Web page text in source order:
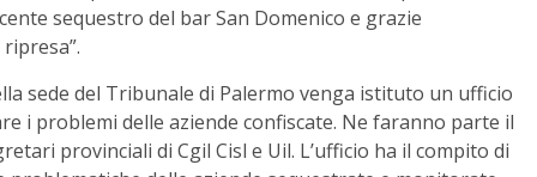
sequestro del bar San Domenico e grazie
sede del Tribunale di Palermo venga istituto un ufficio
i problemi delle aziende confiscate. Ne faranno parte il
provinciali di Cgil Cisl e Uil. L’ufficio ha il compito di